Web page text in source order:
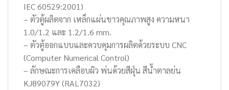
IEC 60529:2001)
– ตัวตู้ผลิตจาก เหล็กแผ่นขาวคุณภาพสูง ความหนา
1.0/1.2 และ 1.2/1.6 mm.
– ตัวตู้ออกแบบและควบคุมการผลิตด้วยระบบ CNC
(Computer Numerical Control)
– ลักษณะการเคลือบผิว พ่นด้วยสีฝุ่น สีน้ำตาลย่น
KJ89079Y (RAL7032)